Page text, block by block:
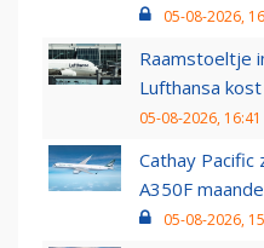
05-08-2026,
Raamstoeltje
Lufthansa
05-08-2026, 16:41
Cathay
A350F
05-08-2026,